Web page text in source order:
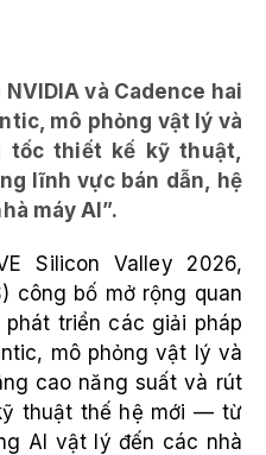
và Cadence hai
mô phỏng vật lý và
tốc thiết kế kỹ thuật,
lĩnh vực bán dẫn, hệ
máy AI”.
Silicon Valley 2026,
công bố mở rộng quan
phát triển các giải pháp
mô phỏng vật lý và
cao năng suất và rút
thuật thế hệ mới — từ
AI vật lý đến các nhà